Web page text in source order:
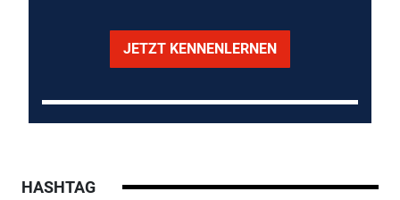
JETZT KENNENLERNEN
HASHTAG